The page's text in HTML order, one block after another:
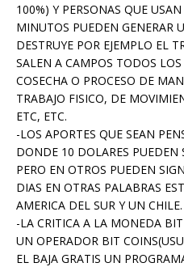
100%) Y PERSONAS QUE
MINUTOS PUEDEN GENERAR
DESTRUYE POR EJEMPLO EL
SALEN A CAMPOS TODOS
COSECHA O PROCESO DE
TRABAJO FISICO, DE
ETC, ETC.
-LOS APORTES QUE SEAN
DONDE 10 DOLARES PUEDEN
PERO EN OTROS PUEDEN
DIAS EN OTRAS PALABRAS
AMERICA DEL SUR Y UN CHILE.
-LA CRITICA A LA MONEDA
UN OPERADOR BIT
EL BAJA GRATIS UN